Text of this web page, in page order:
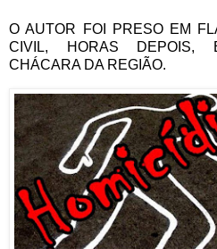
O AUTOR FOI PRESO EM
CIVIL, HORAS DEPOIS,
CHÁCARA DA REGIÃO.